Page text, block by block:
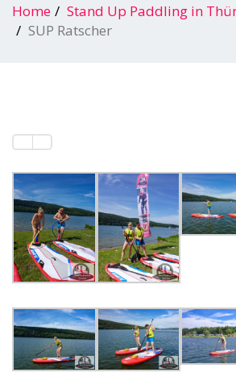
Home Stand Up Paddling in
SUP Ratscher